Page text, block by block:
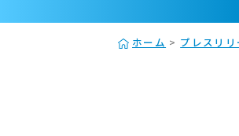
ホーム > プレスリリ